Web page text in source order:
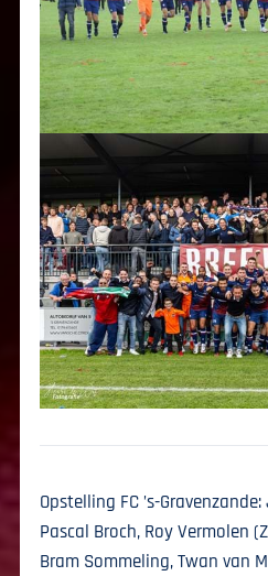
Opstelling FC ’s-
Pascal Broch, Roy Vermolen
Bram Sommeling, Twan van